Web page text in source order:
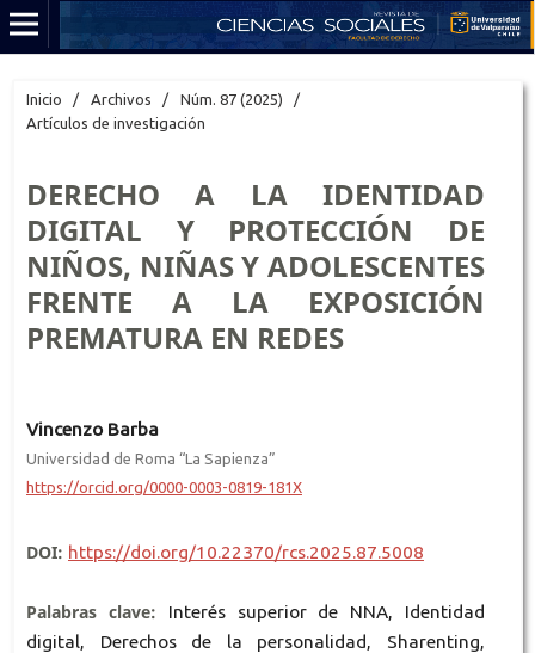
Inicio / Archivos / Núm. 87 (2025)
/
Artículos de investigación
DERECHO A LA IDENTIDAD
DIGITAL Y PROTECCIÓN DE
NIÑOS, NIÑAS Y ADOLESCENTES
FRENTE A LA EXPOSICIÓN
PREMATURA EN REDES
Vincenzo Barba
Universidad de Roma “La Sapienza”
https://orcid.org/0000-0003-0819-181X
DOI: https://doi.org/10.22370/rcs.2025.87.5008
Palabras clave:
Interés superior de NNA, Identidad
digital, Derechos de la personalidad, Sharenting,